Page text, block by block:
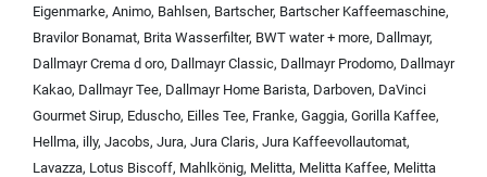
Eigenmarke, Animo, Bahlsen, Bartscher, Bartscher Kaffeemaschine,
Bravilor Bonamat, Brita Wasserfilter, BWT water + more, Dallmayr,
Dallmayr Crema d oro, Dallmayr Classic, Dallmayr Prodomo, Dallmayr
Kakao, Dallmayr Tee, Dallmayr Home Barista, Darboven, DaVinci
Gourmet Sirup, Eduscho, Eilles Tee, Franke, Gaggia, Gorilla Kaffee,
Hellma, illy, Jacobs, Jura, Jura Claris, Jura Kaffeevollautomat,
Lavazza, Lotus Biscoff, Mahlkönig, Melitta, Melitta Kaffee, Melitta